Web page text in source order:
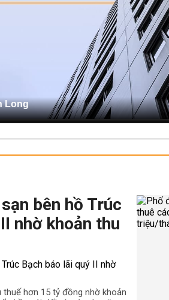
Long
bên hồ Trúc
nhờ khoản thu
thuế hơn 15 tỷ đồng nhờ khoản